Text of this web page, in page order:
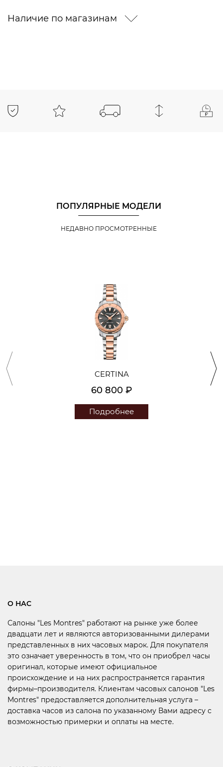
Наличие по магазинам
ПОПУЛЯРНЫЕ МОДЕЛИ
НЕДАВНО ПРОСМОТРЕННЫЕ
CERTINA
60 800 ₽
Подробнее
О НАС
Салоны "Les Montres" работают на рынке уже более
двадцати лет и являются авторизованными дилерами
представленных в них часовых марок. Для покупателя
это означает уверенность в том, что он приобрел часы
оригинал, которые имеют официальное
происхождение и на них распространяется гарантия
фирмы–производителя. Клиентам часовых салонов "Les
Montres" предоставляется дополнительная услуга –
доставка часов из салона по указанному Вами адресу с
возможностью примерки и оплаты на месте.